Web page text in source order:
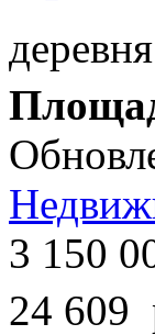
3 150
24 609